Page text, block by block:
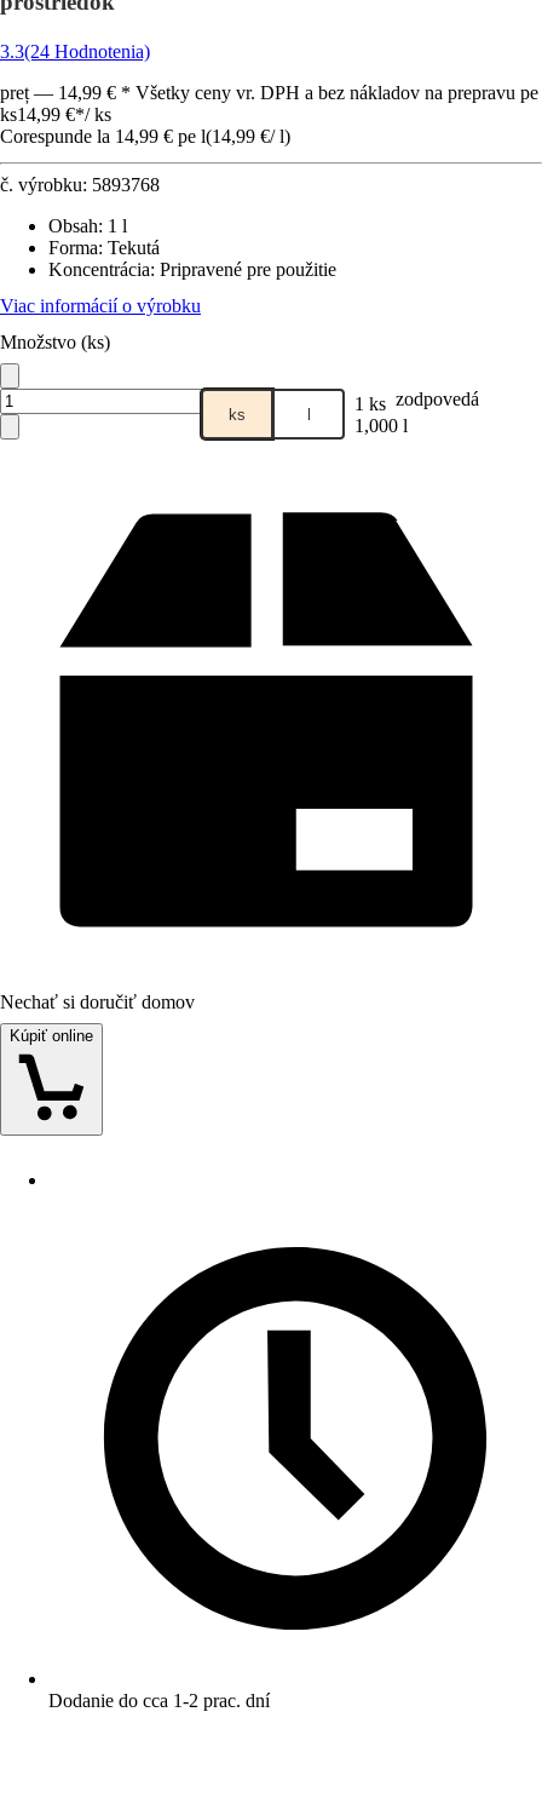
3.3(24 Hodnotenia)
preț — 14,99 € * Všetky ceny vr. DPH a bez nákladov na prepravu pe
ks14,99 €*/ ks
Corespunde la 14,99 € pe l(14,99 €/ l)
č. výrobku: 5893768
Obsah: 1 l
Forma: Tekutá
Koncentrácia: Pripravené pre použitie
Viac informácií o výrobku
Množstvo (ks)
ks l 1 ks zodpovedá
1,000 l
Nechať si doručiť domov
Kúpiť online
Dodanie do cca 1-2 prac. dní